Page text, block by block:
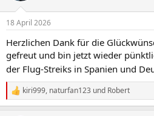
18 April 2026
Herzlichen Dank für die
gefreut und bin jetzt wieder
der Flug-Streiks in Spanien und
R
e
kiri999, naturfan123 und Robert